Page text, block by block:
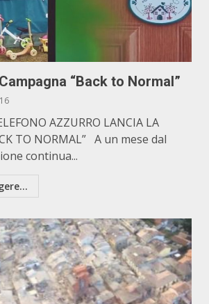
“Back to Normal”
AZZURRO LANCIA LA
TO NORMAL” A un mese dal
continua...